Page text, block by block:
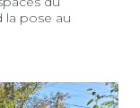
la pose au